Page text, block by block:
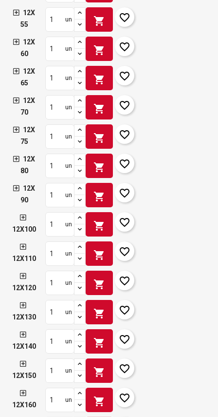
12X
55
un shopping_cart favorite_border
12X
60
un shopping_cart favorite_border
12X
65
un shopping_cart favorite_border
12X
70
un shopping_cart favorite_border
12X
75
un shopping_cart favorite_border
12X
80
un shopping_cart favorite_border
12X
90
un shopping_cart favorite_border
12X100
un shopping_cart favorite_border
12X110
un shopping_cart favorite_border
12X120
un shopping_cart favorite_border
12X130
un shopping_cart favorite_border
12X140
un shopping_cart favorite_border
12X150
un shopping_cart favorite_border
12X160
un shopping_cart favorite_border